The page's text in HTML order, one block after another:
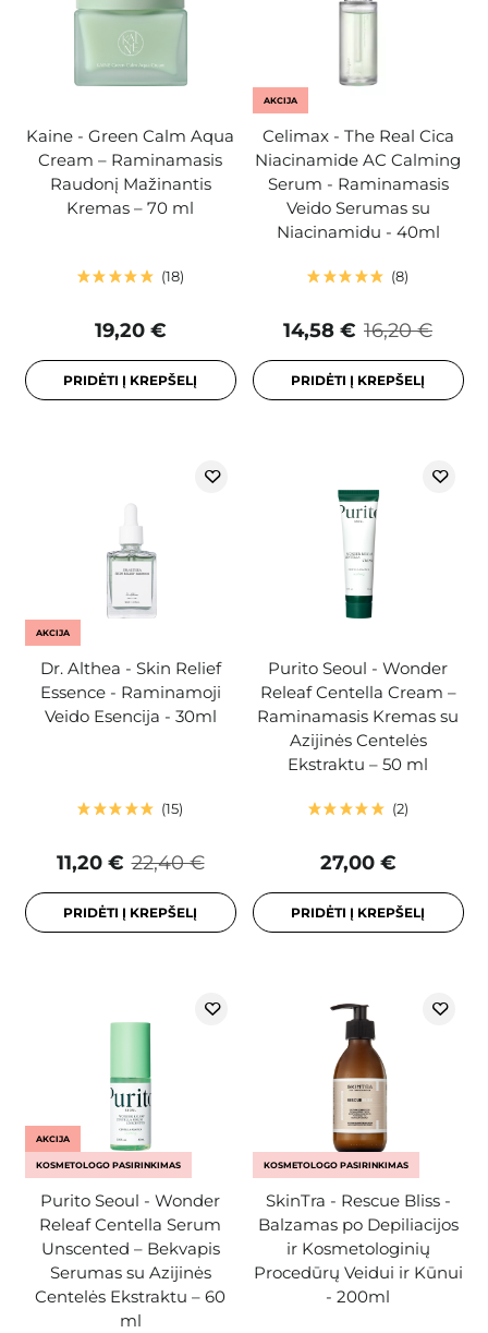
Kaine - Green Calm Aqua
Cream – Raminamasis
Raudonį Mažinantis
Kremas – 70 ml
18
19,20 €
PRIDĖTI Į KREPŠELĮ
AKCIJA
Celimax - The Real Cica
Niacinamide AC Calming
Serum - Raminamasis
Veido Serumas su
Niacinamidu - 40ml
8
16,20 €
14,58 €
PRIDĖTI Į KREPŠELĮ
AKCIJA
Dr. Althea - Skin Relief
Essence - Raminamoji
Veido Esencija - 30ml
15
22,40 €
11,20 €
PRIDĖTI Į KREPŠELĮ
Purito Seoul - Wonder
Releaf Centella Cream –
Raminamasis Kremas su
Azijinės Centelės
Ekstraktu – 50 ml
2
27,00 €
PRIDĖTI Į KREPŠELĮ
AKCIJA
KOSMETOLOGO PASIRINKIMAS
Purito Seoul - Wonder
Releaf Centella Serum
Unscented – Bekvapis
Serumas su Azijinės
Centelės Ekstraktu – 60
ml
KOSMETOLOGO PASIRINKIMAS
SkinTra - Rescue Bliss -
Balzamas po Depiliacijos
ir Kosmetologinių
Procedūrų Veidui ir Kūnui
- 200ml